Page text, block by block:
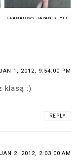
GRANATOWY JAPAN STYLE
JAN 1, 2012, 9:54:00 PM
klasą :)
REPLY
JAN 2, 2012, 2:03:00 AM